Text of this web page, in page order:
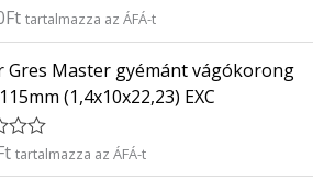
Ft tartalmazza az ÁFÁ-t
Gres Master gyémánt vágókorong
(1,4x10x22,23) EXC
tartalmazza az ÁFÁ-t